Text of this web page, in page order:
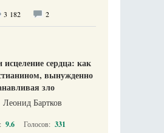
3 182 2
сердца: как
вынужденно
зло
Бартков
9.6 Голосов: 331